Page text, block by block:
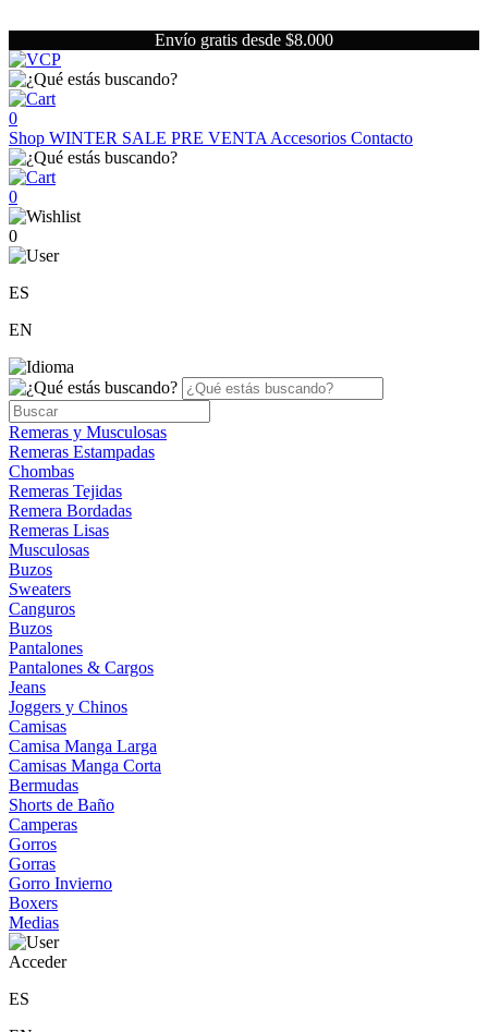
Envío gratis desde $8.000
0
Shop WINTER SALE PRE VENTA Accesorios Contacto
0
0
ES
EN
Remeras y Musculosas
Remeras Estampadas
Chombas
Remeras Tejidas
Remera Bordadas
Remeras Lisas
Musculosas
Buzos
Sweaters
Canguros
Buzos
Pantalones
Pantalones & Cargos
Jeans
Joggers y Chinos
Camisas
Camisa Manga Larga
Camisas Manga Corta
Bermudas
Shorts de Baño
Camperas
Gorros
Gorras
Gorro Invierno
Boxers
Medias
Acceder
ES